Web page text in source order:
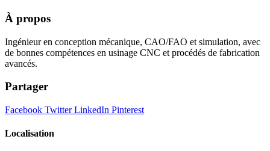
À propos
Ingénieur en conception mécanique, CAO/FAO et simulation, avec
de bonnes compétences en usinage CNC et procédés de fabrication
avancés.
Partager
Facebook TwitterLinkedIn Pinterest
Localisation